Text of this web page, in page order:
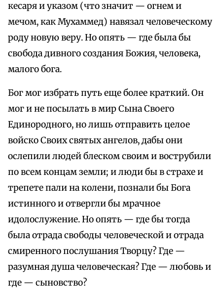
кесаря и указом (что значит — огнем и
мечом, как Мухаммед) навязал человеческому
роду новую веру. Но опять — где была бы
свобода дивного создания Божия, человека,
малого бога.
Бог мог избрать путь еще более краткий. Он
мог и не посылать в мир Сына Своего
Единородного, но лишь отправить целое
войско Своих святых ангелов, дабы они
ослепили людей блеском своим и вострубили
по всем концам земли; и люди бы в страхе и
трепете пали на колени, познали бы Бога
истинного и отвергли бы мрачное
идолослужение. Но опять — где бы тогда
была отрада свободы человеческой и отрада
смиренного послушания Творцу? Где —
разумная душа человеческая? Где — любовь и
где — сыновство?